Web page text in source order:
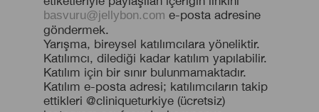
basvuru@jellybon.com e-posta adresine
göndermek.
Yarışma, bireysel katılımcılara yöneliktir.
Katılımcı, dilediği kadar katılım yapılabilir.
Katılım için bir sınır bulunmamaktadır.
Katılım e-posta adresi; katılımcıların takip
ettikleri @cliniqueturkiye (ücretsiz)